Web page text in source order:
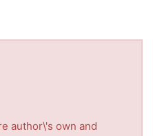
author\'s own and